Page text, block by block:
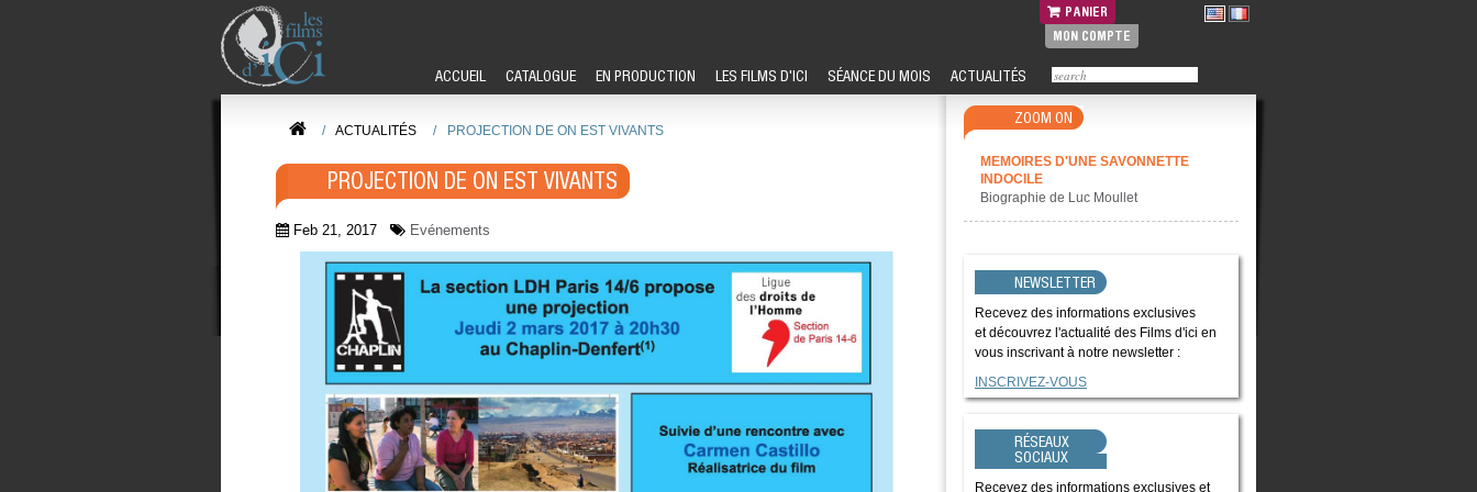
PANIER
MON COMPTE
ACCUEIL CATALOGUE EN PRODUCTION LES FILMS D'ICI SÉANCE DU MOIS ACTUALITÉS
/ ACTUALITÉS / PROJECTION DE ON EST VIVANTS
PROJECTION DE ON EST VIVANTS
Feb 21, 2017 Evénements
ZOOM ON
MEMOIRES D'UNE SAVONNETTE
INDOCILE
Biographie de Luc Moullet
NEWSLETTER
Recevez des informations exclusives
et découvrez l'actualité des Films d'ici en
vous inscrivant à notre newsletter :
INSCRIVEZ-VOUS
RÉSEAUX
SOCIAUX
Recevez des informations exclusives et